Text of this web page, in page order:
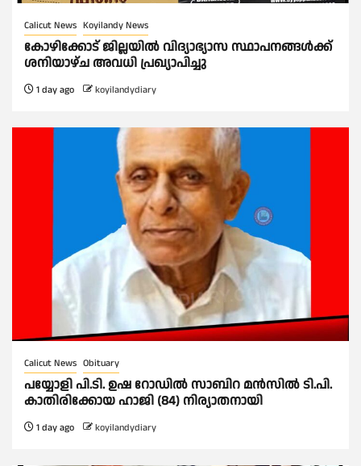
Calicut News Koyilandy News
കോഴിക്കോട് ജില്ലയിൽ വിദ്യാഭ്യാസ സ്ഥാപനങ്ങൾക്ക്
ശനിയാഴ്ച അവധി പ്രഖ്യാപിച്ചു
1 day ago koyilandydiary
Calicut News Obituary
പയ്യോളി പി.ടി. ഉഷ റോഡിൽ സാബിറ മൻസിൽ ടി.പി.
കാതിരിക്കോയ ഹാജി (84) നിര്യാതനായി
1 day ago koyilandydiary